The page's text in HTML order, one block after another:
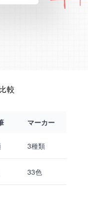
較
マーカー
3種類
33色